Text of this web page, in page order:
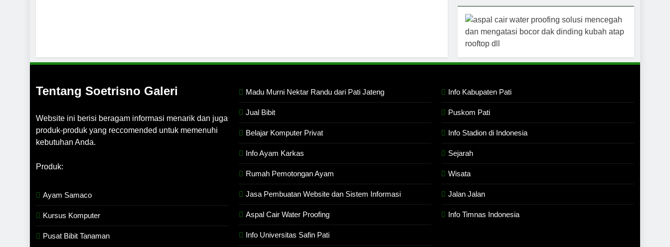
Tentang Soetrisno Galeri
Website ini berisi beragam informasi menarik dan juga
produk-produk yang reccomended untuk memenuhi
kebutuhan Anda.
Produk:
Ayam Samaco
Kursus Komputer
Pusat Bibit Tanaman
Madu Murni Nektar Randu dari Pati Jateng
Jual Bibit
Belajar Komputer Privat
Info Ayam Karkas
Rumah Pemotongan Ayam
Jasa Pembuatan Website dan Sistem Informasi
Aspal Cair Water Proofing
Info Universitas Safin Pati
Info Kabupaten Pati
Puskom Pati
Info Stadion di Indonesia
Sejarah
Wisata
Jalan Jalan
Info Timnas Indonesia